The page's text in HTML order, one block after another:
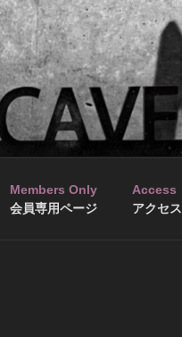
Members Only
会員専用ページ
Access
アクセス